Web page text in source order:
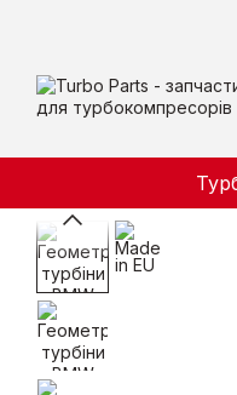
Перейти до основного